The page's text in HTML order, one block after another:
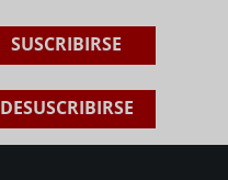
SUSCRIBIRSE
DESUSCRIBIRSE